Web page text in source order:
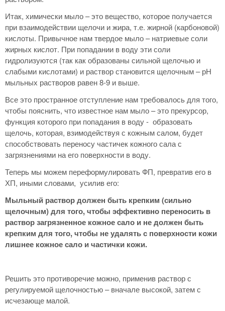
Итак, химически мыло – это вещество, которое получается
при взаимодействии щелочи и жира, т.е. жирной (карбоновой)
кислоты. Привычное нам твердое мыло – натриевые соли
жирных кислот. При попадании в воду эти соли
гидролизуются (так как образованы сильной щелочью и
слабыми кислотами) и раствор становится щелочным – рН
мыльных растворов равен 8-9 и выше.
Все это пространное отступление нам требовалось для того,
чтобы пояснить, что известное нам мыло – это прекурсор,
функция которого при попадания в воду - образовать
щелочь, которая, взимодействуя с кожным салом, будет
способствовать переносу частичек кожного сала с
загрязнениями на его поверхности в воду.
Теперь мы можем переформулировать ФП, превратив его в
ХП, иными словами, усилив его:
Мыльный раствор должен быть крепким (сильно
щелочным) для того, чтобы эффективно переносить в
раствор загрязненное кожное сало и не должен быть
крепким для того, чтобы не удалять с поверхности кожи
лишнее кожное сало и частички кожи.
Решить это противоречие можно, применив раствор с
регулируемой щелочностью – вначале высокой, затем с
исчезающе малой.